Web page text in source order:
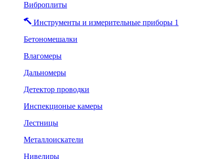
Виброплиты
Инструменты и измерительные приборы 1
Бетономешалки
Влагомеры
Дальномеры
Детектор проводки
Инспекционые камеры
Лестницы
Металлоискатели
Нивелиры